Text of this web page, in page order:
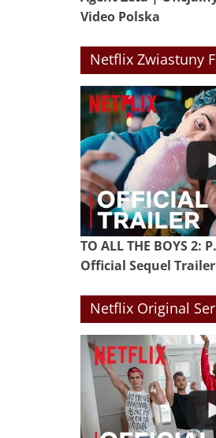
Video Polska
Netflix Zwiastuny
TO ALL THE BOYS 2:
Official Sequel
Netflix Original